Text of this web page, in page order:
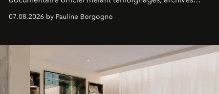
générationnel.
07.08.2026 by Pauline Borgogno